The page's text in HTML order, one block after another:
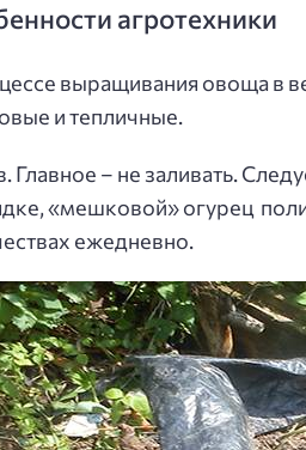
агротехники
выращивания овоща в
и тепличные.
Главное – не заливать.
«мешковой» огурец
ежедневно.